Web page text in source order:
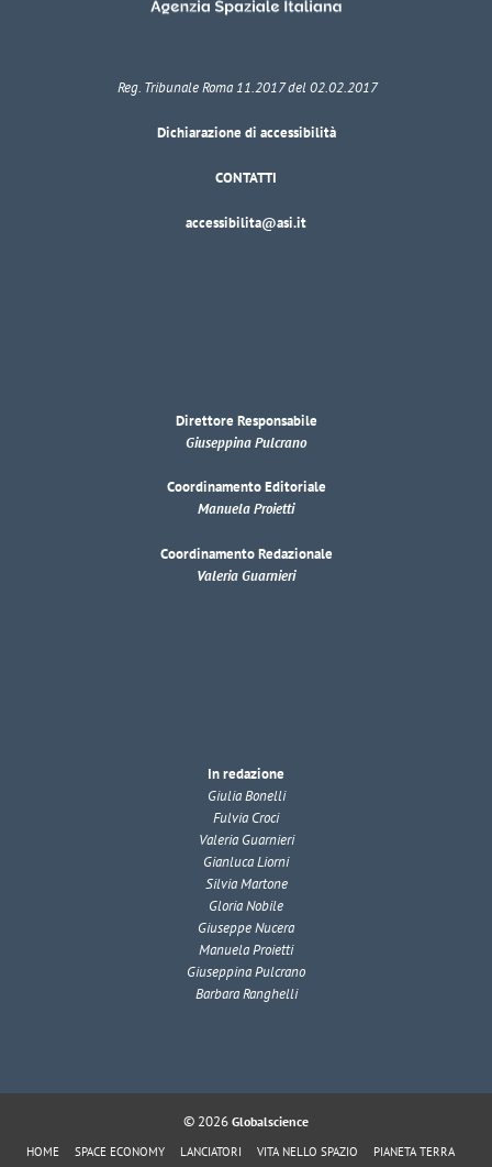
Reg. Tribunale Roma 11.2017 del 02.02.2017
Dichiarazione di accessibilità
CONTATTI
accessibilita@asi.it
Direttore Responsabile
Giuseppina Pulcrano
Coordinamento Editoriale
Manuela Proietti
Coordinamento Redazionale
Valeria Guarnieri
In redazione
Giulia Bonelli
Fulvia Croci
Valeria Guarnieri
Gianluca Liorni
Silvia Martone
Gloria Nobile
Giuseppe Nucera
Manuela Proietti
Giuseppina Pulcrano
Barbara Ranghelli
© 2026 Globalscience
HOME SPACE ECONOMY LANCIATORI VITA NELLO SPAZIO PIANETA TERRA